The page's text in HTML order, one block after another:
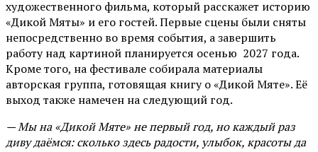
художественного фильма, который расскажет историю
«Дикой Мяты» и его гостей. Первые сцены были сняты
непосредственно во время события, а завершить
работу над картиной планируется осенью 2027 года.
Кроме того, на фестивале собирала материалы
авторская группа, готовящая книгу о «Дикой Мяте». Её
выход также намечен на следующий год.
— Мы на «Дикой Мяте» не первый год, но каждый раз
диву даёмся: сколько здесь радости, улыбок, красоты да